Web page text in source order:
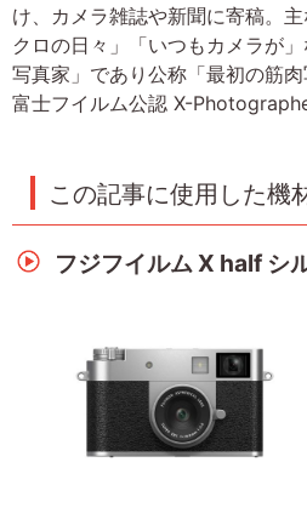
け、カメラ雑誌や新聞に寄稿。
クロの日々」「いつもカメラが
写真家」であり公称「最初の筋肉
富士フイルム公認 X-
この記事に使用した機
フジフイルム X half シ